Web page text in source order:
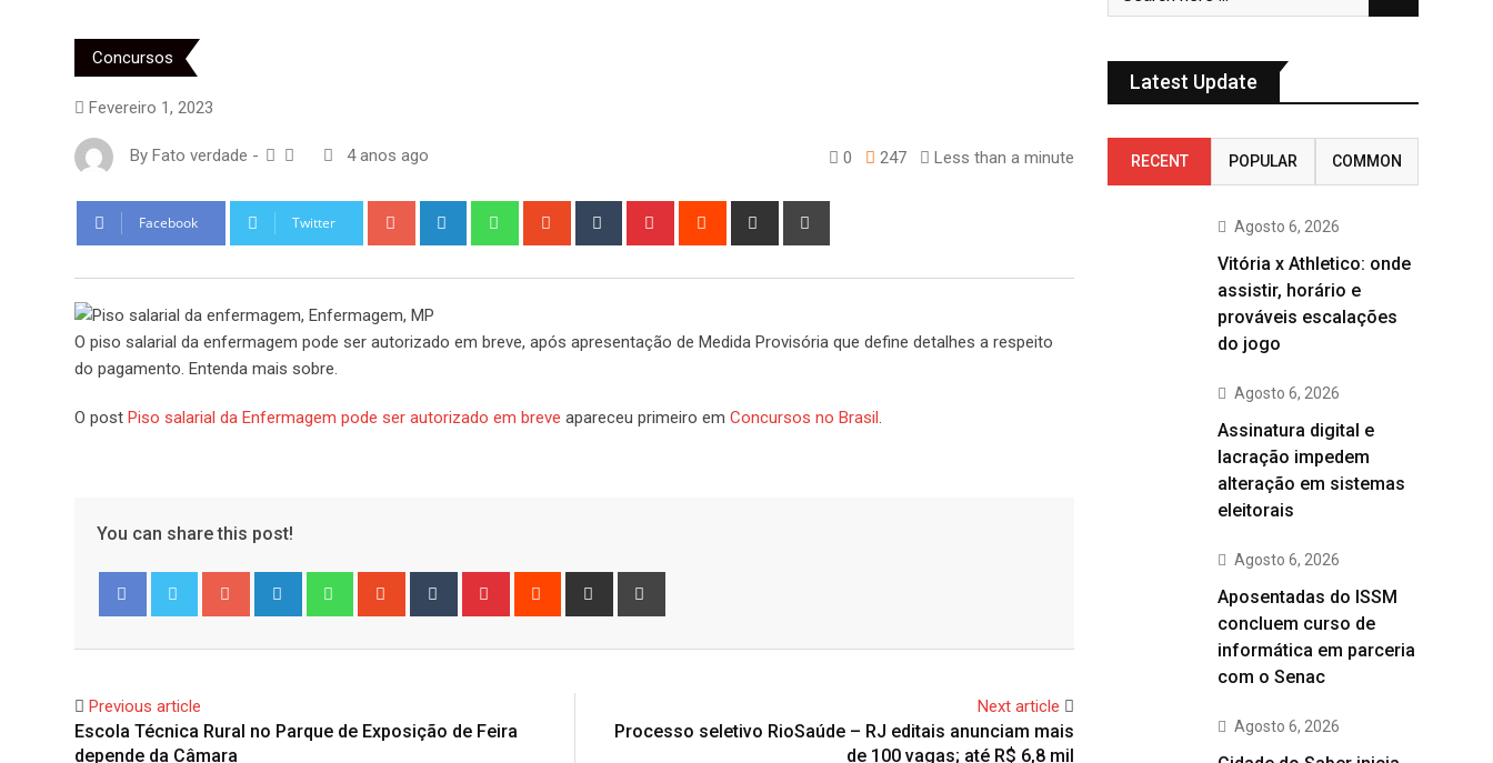
Concursos
Fevereiro 1, 2023
By Fato verdade - 4 anos ago 0 247 Less than a minute
Facebook Twitter Google+ LinkedIn WhatsappStumbleUpon
Tumblr Pinterest Reddit
Share
O piso salarial da enfermagem pode ser autorizado em breve, após apresentação de Medida Provisória que define detalhes a respeito
do pagamento. Entenda mais sobre.
O post Piso salarial da Enfermagem pode ser autorizado em breve apareceu primeiro em Concursos no Brasil.
You can share this post!
Google+ LinkedIn WhatsappStumbleUpon
Tumblr Pinterest Reddit
Share
Previous article
Escola Técnica Rural no Parque de Exposição de Feira
depende da Câmara
Next article
Processo seletivo RioSaúde – RJ editais anunciam mais
de 100 vagas; até R$ 6,8 mil
Latest Update
RECENT POPULAR COMMON
Agosto 6, 2026
Vitória x Athletico: onde
assistir, horário e
prováveis escalações
do jogo
Agosto 6, 2026
Assinatura digital e
lacração impedem
alteração em sistemas
eleitorais
Agosto 6, 2026
Aposentadas do ISSM
concluem curso de
informática em parceria
com o Senac
Agosto 6, 2026